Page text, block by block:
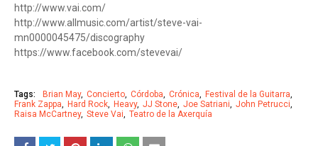
http://www.vai.com/
http://www.allmusic.com/artist/steve-vai-
mn0000045475/discography
https://www.facebook.com/stevevai/
Tags: Brian May Concierto Córdoba Crónica
Festival de la Guitarra
Frank Zappa
Hard Rock Heavy JJ Stone Joe Satriani
John Petrucci
Raisa McCartney Steve Vai Teatro de la Axerquía